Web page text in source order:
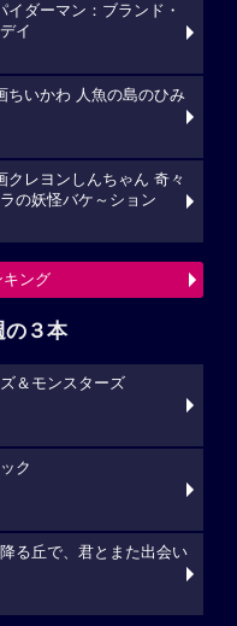
ダーマン：ブランド・
イ
いかわ 人魚の島のひみ
レヨンしんちゃん 奇々
の妖怪バケ～ション
キング
の３本
＆モンスターズ
ク
る丘で、君とまた出会い